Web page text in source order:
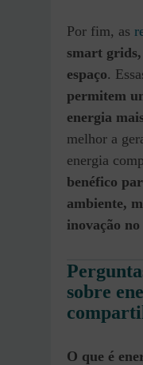
Por fim, as
smart
espaço.
permitem
energia
melhor a
energia
benéfico
ambiente,
inovação
sobre
O que é